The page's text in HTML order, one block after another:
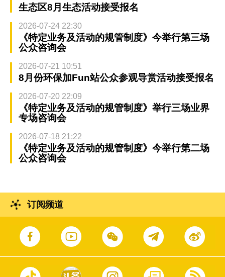
生态区8月生态活动接受报名
2026-07-24 22:30
《特定业务及活动的规管制度》今举行第三场
公众咨询会
2026-07-21 10:51
8月份环保加Fun站公众参观导赏活动接受报名
2026-07-20 22:09
《特定业务及活动的规管制度》举行三场业界
专场咨询会
2026-07-18 21:22
《特定业务及活动的规管制度》今举行第二场
公众咨询会
订阅频道